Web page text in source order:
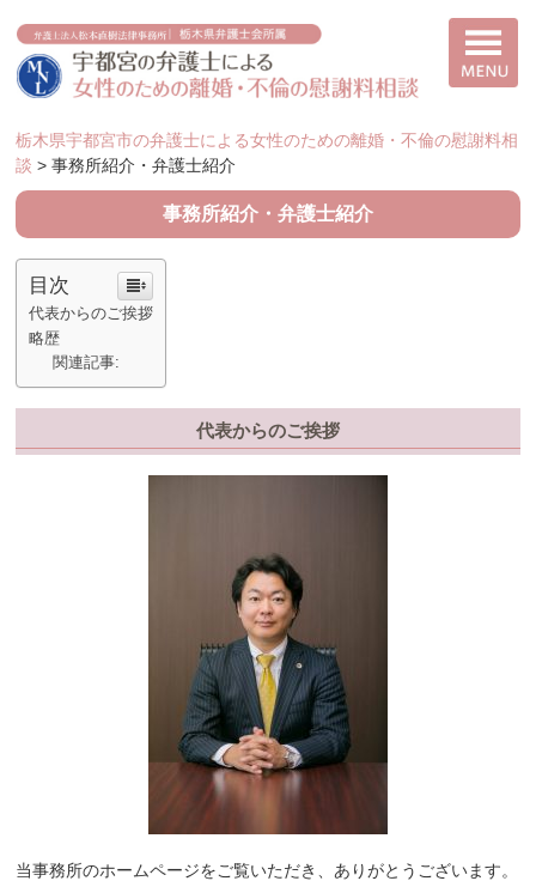
栃木県宇都宮市の弁護士による女性のための離婚・不倫の慰謝料相
談 >事務所紹介・弁護士紹介
事務所紹介・弁護士紹介
目次
代表からのご挨拶
略歴
関連記事:
代表からのご挨拶
当事務所のホームページをご覧いただき、ありがとうございます。